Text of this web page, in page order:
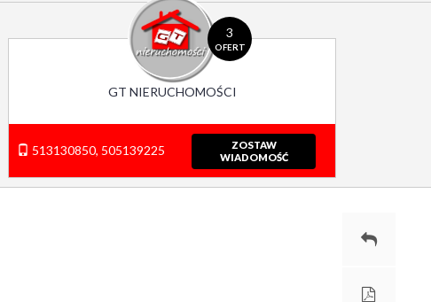
3
OFERT
GT NIERUCHOMOŚCI
513130850, 505139225
ZOSTAW
WIADOMOŚĆ